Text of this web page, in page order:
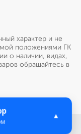
характер и не
положениями ГК
о наличии, видах,
обращайтесь в
▲